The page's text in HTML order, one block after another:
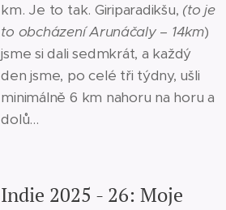
km. Je to tak. Giriparadikšu, (to je
to obcházení Arunáčaly – 14km)
jsme si dali sedmkrát, a každý
den jsme, po celé tři týdny, ušli
minimálně 6 km nahoru na horu a
dolů...
Indie 2025 - 26: Moje